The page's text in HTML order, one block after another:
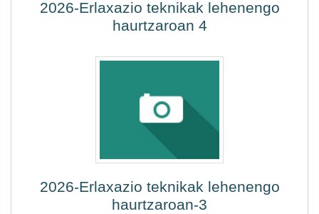
2026-Erlaxazio teknikak lehenengo
haurtzaroan 4
2026-Erlaxazio teknikak lehenengo
haurtzaroan-3